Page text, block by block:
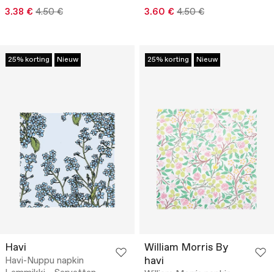
3.38 € 4.50 € 3.60 € 4.50 €
25% korting Nieuw
Havi
Havi-Nuppu napkin
25% korting Nieuw
William Morris By
havi